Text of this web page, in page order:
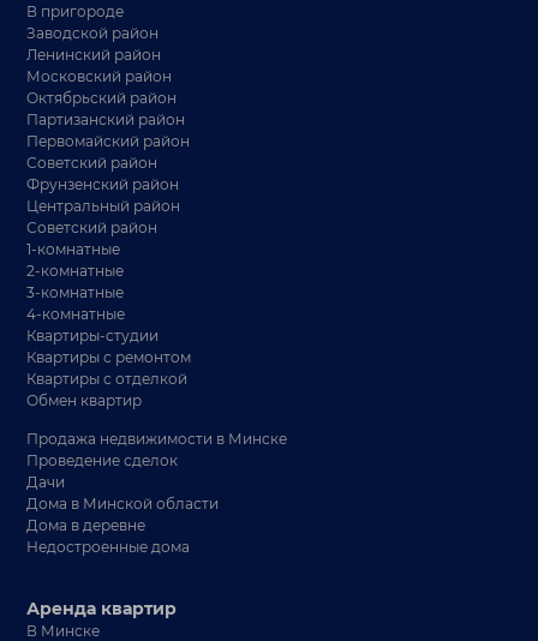
В пригороде
Заводской район
Ленинский район
Московский район
Октябрьский район
Партизанский район
Первомайский район
Советский район
Фрунзенский район
Центральный район
Советский район
1-комнатные
2-комнатные
3-комнатные
4-комнатные
Квартиры-студии
Квартиры с ремонтом
Квартиры с отделкой
Обмен квартир
Продажа недвижимости в Минске
Проведение сделок
Дачи
Дома в Минской области
Дома в деревне
Недостроенные дома
Аренда квартир
В Минске